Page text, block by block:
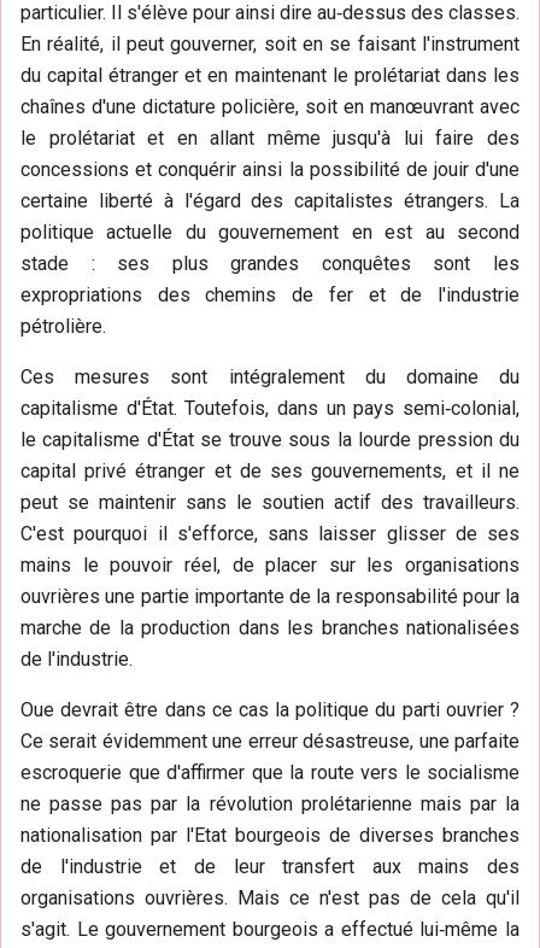
particulier. Il s'élève pour ainsi dire au‑dessus des classes.
En réalité, il peut gouverner, soit en se faisant l'instrument
du capital étranger et en maintenant le prolétariat dans les
chaînes d'une dictature policière, soit en manœuvrant avec
le prolétariat et en allant même jusqu'à lui faire des
concessions et conquérir ainsi la possibilité de jouir d'une
certaine liberté à l'égard des capitalistes étrangers. La
politique actuelle du gouvernement en est au second
stade : ses plus grandes conquêtes sont les
expropriations des chemins de fer et de l'industrie
pétrolière.
Ces mesures sont intégralement du domaine du
capitalisme d'État. Toutefois, dans un pays semi‑colonial,
le capitalisme d'État se trouve sous la lourde pression du
capital privé étranger et de ses gouvernements, et il ne
peut se maintenir sans le soutien actif des travailleurs.
C'est pourquoi il s'efforce, sans laisser glisser de ses
mains le pouvoir réel, de placer sur les organisations
ouvrières une partie importante de la responsabilité pour la
marche de la production dans les branches nationalisées
de l'industrie.
Oue devrait être dans ce cas la politique du parti ouvrier ?
Ce serait évidemment une erreur désastreuse, une parfaite
escroquerie que d'affirmer que la route vers le socialisme
ne passe pas par la révolution prolétarienne mais par la
nationalisation par l'Etat bourgeois de diverses branches
de l'industrie et de leur transfert aux mains des
organisations ouvrières. Mais ce n'est pas de cela qu'il
s'agit. Le gouvernement bourgeois a effectué lui‑même la